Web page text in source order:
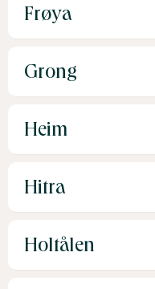
Frøya
Grong
Heim
Hitra
Holtålen